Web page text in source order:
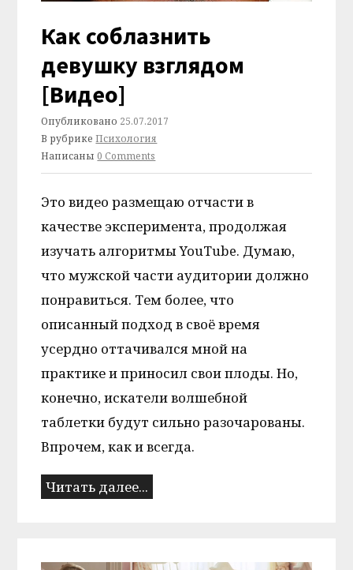
Как соблазнить
девушку взглядом
[Видео]
Опубликовано 25.07.2017
В рубрикеПсихология
Написаны 0 Comments
Это видео размещаю отчасти в
качестве эксперимента, продолжая
изучать алгоритмы YouTube. Думаю,
что мужской части аудитории должно
понравиться. Тем более, что
описанный подход в своё время
усердно оттачивался мной на
практике и приносил свои плоды. Но,
конечно, искатели волшебной
таблетки будут сильно разочарованы.
Впрочем, как и всегда.
Читать далее...